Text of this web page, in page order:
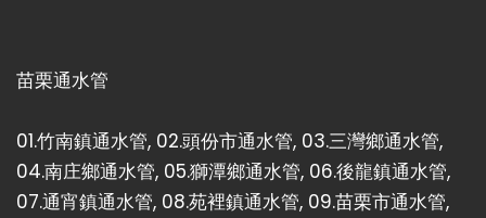
苗栗通水管
01.竹南鎮通水管, 02.頭份市通水管, 03.三灣鄉通水管,
04.南庄鄉通水管, 05.獅潭鄉通水管, 06.後龍鎮通水管,
07.通宵鎮通水管, 08.苑裡鎮通水管, 09.苗栗市通水管,